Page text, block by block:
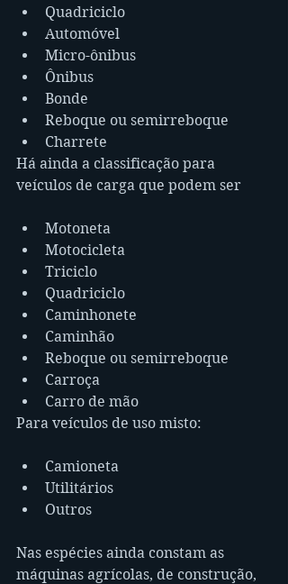
Quadriciclo
Automóvel
Micro-ônibus
Ônibus
Bonde
Reboque ou semirreboque
Charrete
Há ainda a classificação para
veículos de carga que podem ser
Motoneta
Motocicleta
Triciclo
Quadriciclo
Caminhonete
Caminhão
Reboque ou semirreboque
Carroça
Carro de mão
Para veículos de uso misto:
Camioneta
Utilitários
Outros
Nas espécies ainda constam as
máquinas agrícolas, de construção,